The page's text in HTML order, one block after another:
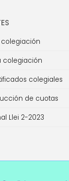
colegiación
colegiación
colegiales
de cuotas
Llei 2-2023